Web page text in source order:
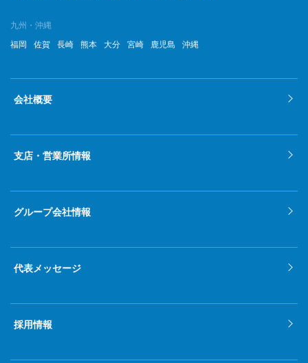
九州・沖縄
福岡
佐賀 長崎 熊本 大分 宮崎 鹿児島 沖縄
会社概要
支店・営業所情報
グループ会社情報
代表メッセージ
採用情報